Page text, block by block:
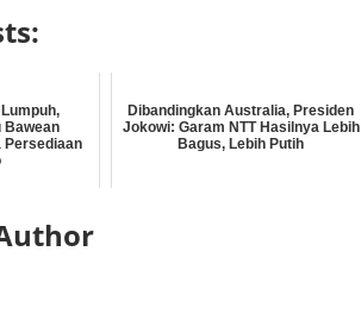
Bawean
Persediaan
Dibandingkan Australia, Presiden
Jokowi: Garam NTT Hasilnya Lebih
Bagus, Lebih Putih